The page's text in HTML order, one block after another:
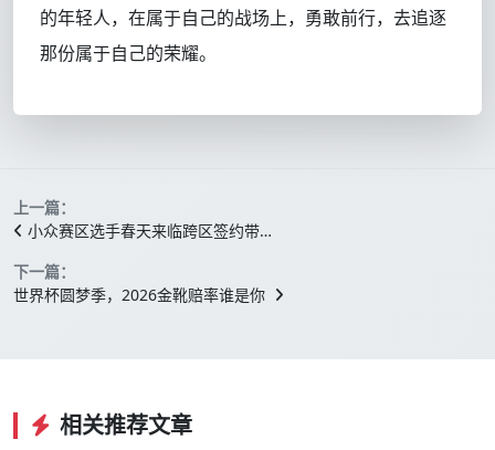
的年轻人，在属于自己的战场上，勇敢前行，去追逐
那份属于自己的荣耀。
上一篇：
小众赛区选手春天来临跨区签约带…
下一篇：
世界杯圆梦季，2026金靴赔率谁是你
相关推荐文章